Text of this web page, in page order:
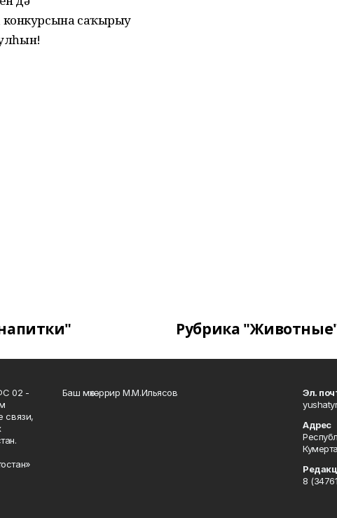
саҡырыу
Рубрика
02 -
связи,
Баш мөхәррир М.М.Ильясов
Эл.
Адрес
8